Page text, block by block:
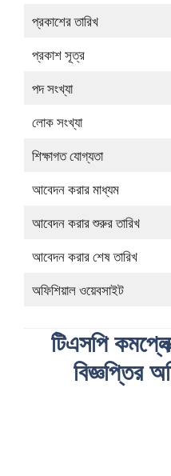
প্রকাশের তারিখ
প্রকাশ সূত্র
পদ সংখ্যা
লোক সংখ্যা
শিক্ষাগত যোগ্যতা
আবেদন করার মাধ্যম
আবেদন করার শুরুর তারিখ
আবেদন করার শেষ তারিখ
অফিশিয়াল ওয়েবসাইট
টিএসপি
বিজ্ঞপ্তির